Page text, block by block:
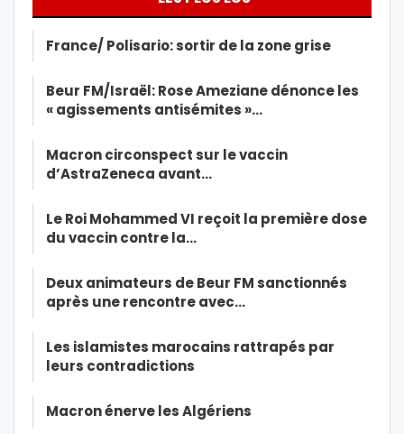
France/ Polisario: sortir de la zone grise
Beur FM/Israël: Rose Ameziane dénonce les
« agissements antisémites »…
Macron circonspect sur le vaccin
d’AstraZeneca avant…
Le Roi Mohammed VI reçoit la première dose
du vaccin contre la…
Deux animateurs de Beur FM sanctionnés
après une rencontre avec…
Les islamistes marocains rattrapés par
leurs contradictions
Macron énerve les Algériens